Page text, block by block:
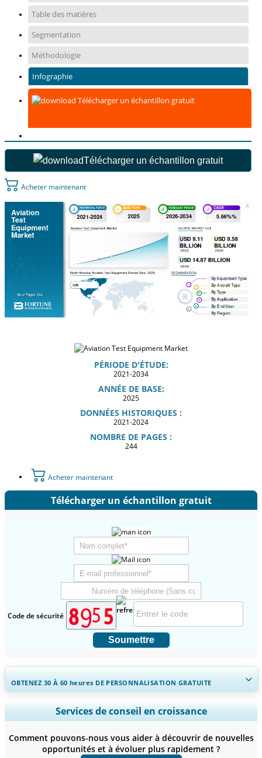
Table des matières
Segmentation
Méthodologie
Infographie
Télécharger un échantillon gratuit
Télécharger un échantillon gratuit
Acheter maintenant
PÉRIODE D'ÉTUDE:
2021-2034
ANNÉE DE BASE:
2025
DONNÉES HISTORIQUES :
2021-2024
NOMBRE DE PAGES :
244
Acheter maintenant
Télécharger un échantillon gratuit
Code de sécurité
Soumettre
OBTENEZ 30 À 60heures DE PERSONNALISATION GRATUITE
Ampliar a cobertura regional e por país, Análise de segmentos,
Perfis de empresas, Benchmarking competitivo, e insights sobre o
Personnaliser maintenant
Services de conseil en croissance
Comment pouvons-nous vous aider à découvrir de nouvelles
opportunités et à évoluer plus rapidement ?